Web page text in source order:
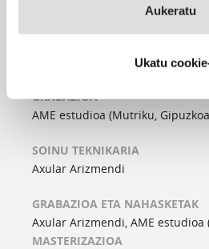
Aukeratu
Ukatu
, gitarra,
GRABAZIOA
AME estudioa (Mutriku,
SOINU TEKNIKARIA
Axular Arizmendi
GRABAZIOA ETA NAHASKETAK
Axular Arizmendi, AME estudioa
MASTERIZAZIOA